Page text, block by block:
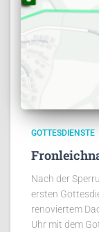
GOTTESDIENSTE
Nach der
ersten
renoviertem
Uhr mit dem